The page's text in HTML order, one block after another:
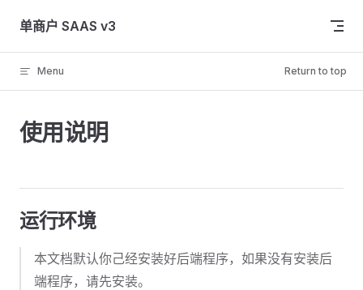
Skip to content
单商户 SAAS v3
Menu Return to top
使用说明
运行环境
本文档默认你己经安装好后端程序，如果没有安装后
端程序，请先安装。